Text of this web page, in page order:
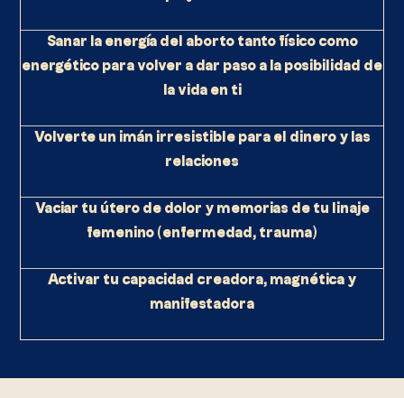
Sanar la energía del aborto tanto físico como
energético para volver a dar paso a la posibilidad de
la vida en ti
Volverte un imán irresistible para el dinero y las
relaciones
Vaciar tu útero de dolor y memorias de tu linaje
femenino (enfermedad, trauma)
Activar tu capacidad creadora, magnética y
manifestadora